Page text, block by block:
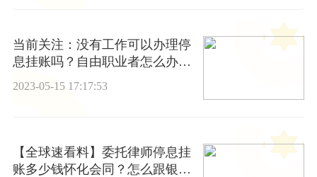
当前关注：没有工作可以办理停
息挂账吗？自由职业者怎么办理
停息挂账？
2023-05-15 17:17:53
【全球速看料】委托律师停息挂
账多少钱怀化会同？怎么跟银行